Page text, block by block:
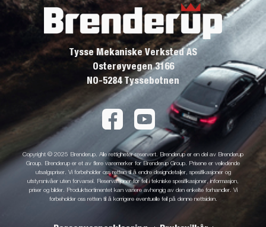
Tysse Mekaniske Verksted AS
Osterøyvegen 3166
NO-5284 Tyssebotnen
Copyright © 2025 Brenderup. Alle rettigheter reservert. Brenderup er en del av Brenderup
Group. Brenderup er et av flere varemerker for Brenderup Group. Prisene er veiledende
utsalgspriser. Vi forbeholder oss retten til å endre designdetaljer, spesifikasjoner og
utstyrsnivåer uten forvarsel. Reservasjoner for feil i tekniske spesifikasjoner, informasjon,
priser og bilder. Produktsortimentet kan variere avhengig av den enkelte forhandler. Vi
forbeholder oss retten til å korrigere eventuelle feil på denne nettsiden.